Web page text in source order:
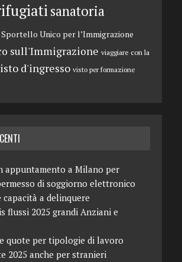
sanatoria
Sportello Unico per l’Immigrazione
sull'Immigrazione viaggiare con la
d'ingresso visto per formazione
appuntamento a Milano per
di soggiorno elettronico
capacità a delinquere
flussi 2025 grandi Anziani e
quote per tipologie di lavoro
2025 anche per stranieri